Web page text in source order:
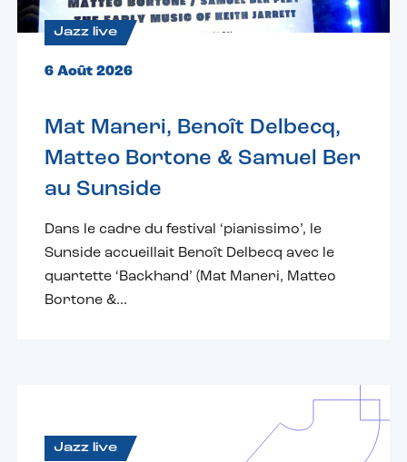
Jazz live
6 Août 2026
Mat Maneri, Benoît Delbecq,
Matteo Bortone & Samuel Ber
au Sunside
Dans le cadre du festival ‘pianissimo’, le
Sunside accueillait Benoît Delbecq avec le
quartette ‘Backhand’ (Mat Maneri, Matteo
Bortone &...
Jazz live